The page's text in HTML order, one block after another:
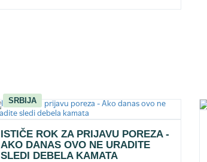
SRBIJA
ISTIČE ROK ZA PRIJAVU POREZA -
AKO DANAS OVO NE URADITE
SLEDI DEBELA KAMATA